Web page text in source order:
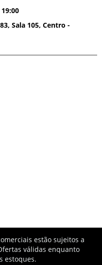
Sala 105, Centro -
estão sujeitos a
válidas enquanto
estoques.